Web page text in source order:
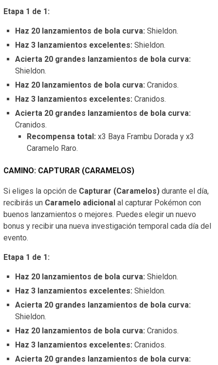
Etapa 1 de 1:
Haz 20 lanzamientos de bola curva: Shieldon.
Haz 3 lanzamientos excelentes: Shieldon.
Acierta 20 grandes lanzamientos de bola curva:
Shieldon.
Haz 20 lanzamientos de bola curva: Cranidos.
Haz 3 lanzamientos excelentes: Cranidos.
Acierta 20 grandes lanzamientos de bola curva:
Cranidos.
Recompensa total: x3 Baya Frambu Dorada y x3
Caramelo Raro.
CAMINO: CAPTURAR (CARAMELOS)
Si eliges la opción de Capturar (Caramelos) durante el día,
recibirás un Caramelo adicional al capturar Pokémon con
buenos lanzamientos o mejores. Puedes elegir un nuevo
bonus y recibir una nueva investigación temporal cada día del
evento.
Etapa 1 de 1:
Haz 20 lanzamientos de bola curva: Shieldon.
Haz 3 lanzamientos excelentes: Shieldon.
Acierta 20 grandes lanzamientos de bola curva:
Shieldon.
Haz 20 lanzamientos de bola curva: Cranidos.
Haz 3 lanzamientos excelentes: Cranidos.
Acierta 20 grandes lanzamientos de bola curva: